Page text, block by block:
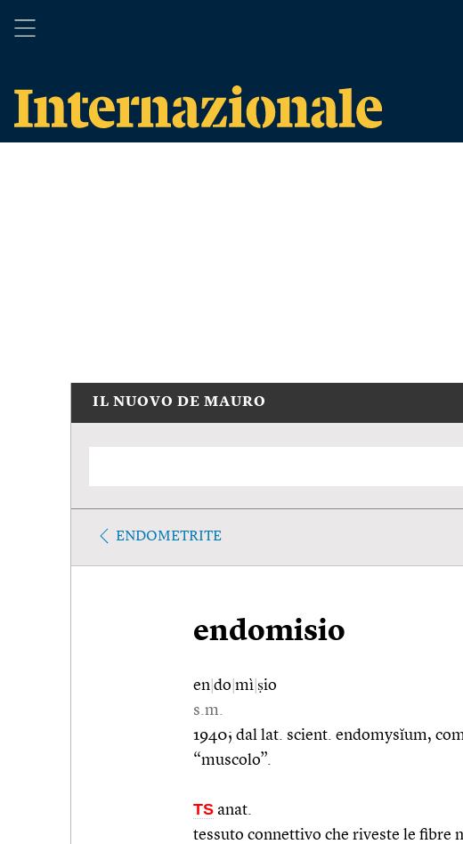
IL NUOVO DE MAURO
ENDOMETRITE
endomisio
en do mì ṣio
s.m.
1940; dal lat. scient. endomysĭum,
“muscolo”.
TS anat.
tessuto connettivo che riveste le fibre